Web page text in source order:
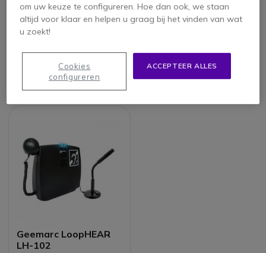
Geemarc CL7400 HF
133,95 € ex. BTW -16%
Geemarc CL11
21,95 €
Geemarc LoopHEAR
LH-102
om uw keuze te configureren. Hoe dan ook, we staan
altijd voor klaar en helpen u graag bij het vinden van wat
u zoekt!
ACCEPTEER ALLES
Cookies
configureren